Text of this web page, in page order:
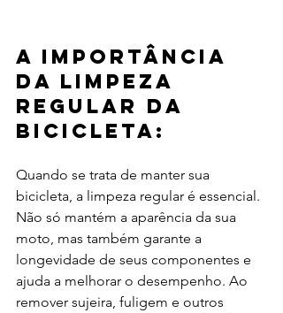
A importância
da limpeza
regular da
bicicleta:
Quando se trata de manter sua
bicicleta, a limpeza regular é essencial.
Não só mantém a aparência da sua
moto, mas também garante a
longevidade de seus componentes e
ajuda a melhorar o desempenho. Ao
remover sujeira, fuligem e outros